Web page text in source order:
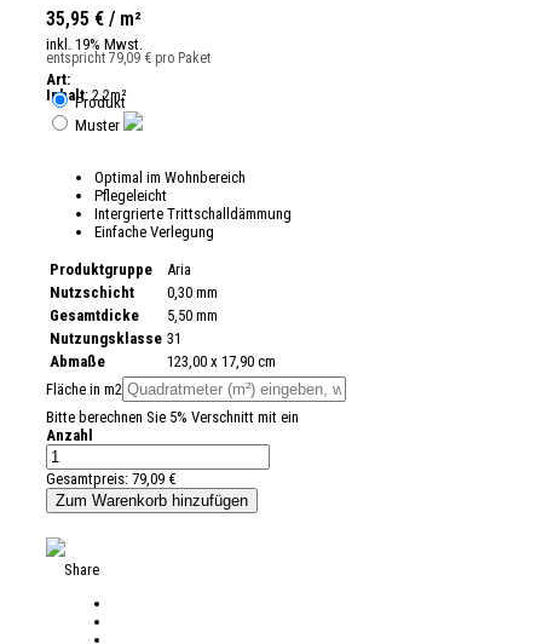
35,95 € / m²
inkl. 19% Mwst.
entspricht 79,09 € pro Paket
Inhalt: 2.2m²
Art:
Produkt
Muster
Optimal im Wohnbereich
Pflegeleicht
Intergrierte Trittschalldämmung
Einfache Verlegung
Produktgruppe
Aria
Nutzschicht
0,30 mm
Gesamtdicke
5,50 mm
Nutzungsklasse 31
Abmaße
123,00 x 17,90 cm
Fläche in m2
Bitte berechnen Sie 5% Verschnitt mit ein
Anzahl
Gesamtpreis: 79,09 €
Share